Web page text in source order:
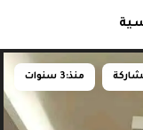
منذ:3 سنوات